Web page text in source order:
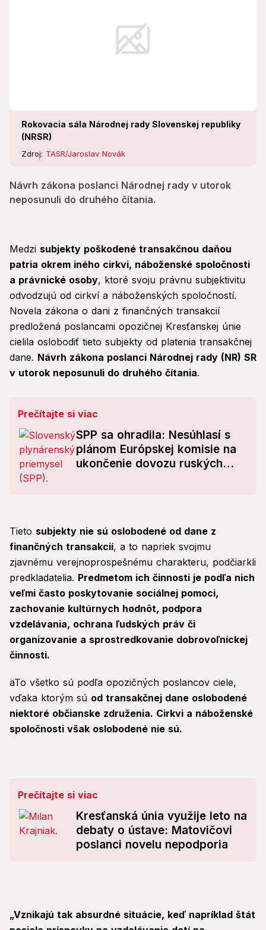
Rokovacia sála Národnej rady Slovenskej republiky
(NRSR)
Zdroj: TASR/Jaroslav Novák
Návrh zákona poslanci Národnej rady v utorok
neposunuli do druhého čítania.
Medzi subjekty poškodené transakčnou daňou
patria okrem iného cirkvi, náboženské spoločnosti
a právnické osoby, ktoré svoju právnu subjektivitu
odvodzujú od cirkví a náboženských spoločností.
Novela zákona o dani z finančných transakcií
predložená poslancami opozičnej Kresťanskej únie
cielila oslobodiť tieto subjekty od platenia transakčnej
dane. Návrh zákona poslanci Národnej rady (NR) SR
v utorok neposunuli do druhého čítania.
Prečítajte si viac
SPP sa ohradila: Nesúhlasí s
plánom Európskej komisie na
ukončenie dovozu ruských
Tieto subjekty nie sú oslobodené od dane z
finančných transakcií, a to napriek svojmu
zjavnému verejnoprospešnému charakteru, podčiarkli
predkladatelia. Predmetom ich činnosti je podľa nich
veľmi často poskytovanie sociálnej pomoci,
zachovanie kultúrnych hodnôt, podpora
vzdelávania, ochrana ľudských práv či
organizovanie a sprostredkovanie dobrovoľníckej
činnosti.
äTo všetko sú podľa opozičných poslancov ciele,
vďaka ktorým sú od transakčnej dane oslobodené
niektoré občianske združenia. Cirkvi a náboženské
spoločnosti však oslobodené nie sú.
Prečítajte si viac
Kresťanská únia využije leto na
debaty o ústave: Matovičovi
poslanci novelu nepodporia
„Vznikajú tak absurdné situácie, keď napríklad štát